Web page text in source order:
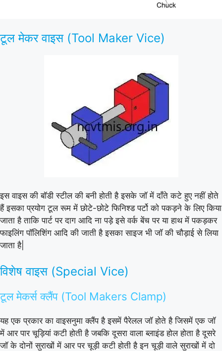
टूल मेकर वाइस (Tool Maker Vice)
इस वाइस की बॉडी स्टील की बनी होती है इसके जॉ में दाँते कटे हुए नहीं होते
हैं इसका प्रयोग टूल रूम में छोटे-छोटे फिनिश्ड पर्टो को पकड़ने के लिए किया
जाता है ताकि पार्ट पर दाग आदि ना पड़े इसे वर्क बेंच पर या हाथ में पकड़कर
फाइलिंग पॉलिशिंग आदि की जाती है इसका साइज भी जॉ की चौड़ाई से लिया
जाता है|
विशेष वाइस (Special Vice)
टूल मेकर्स क्लैंप (Tool Makers Clamp)
यह एक प्रकार का वाइसनुमा क्लैंप है इसमें पैरेलल जॉ होते है जिसमें एक जॉ
में आर पार चूड़ियां कटी होती है जबकि दूसरा वाला ब्लाइंड होल होता है दूसरे
जॉ के दोनों सुराखों में आर पर चूड़ी कटी होती है इन चूड़ी वाले सुराखों में दो